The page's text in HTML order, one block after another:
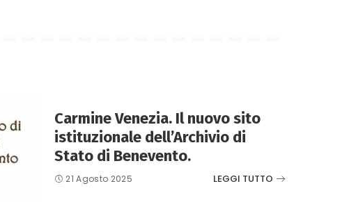
Carmine Venezia. Il nuovo sito
istituzionale dell’Archivio di
Stato di Benevento.
21 Agosto 2025 LEGGI TUTTO